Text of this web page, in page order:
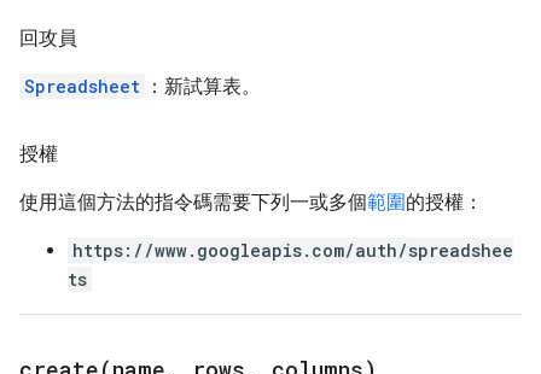
回攻員
Spreadsheet ：新試算表。
授權
使用這個方法的指令碼需要下列一或多個範圍的授權：
https://www.googleapis.com/auth/spreadshee
ts